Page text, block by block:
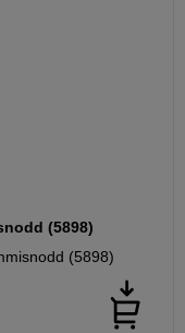
(5898)
(5898)